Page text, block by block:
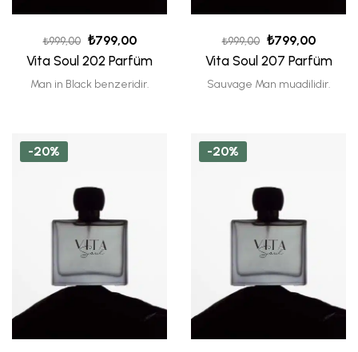
₺999,00 ₺799,00
Vita Soul 202 Parfüm
Man in Black benzeridir.
₺999,00 ₺799,00
Vita Soul 207 Parfüm
Sauvage Man muadilidir.
-20% -20%